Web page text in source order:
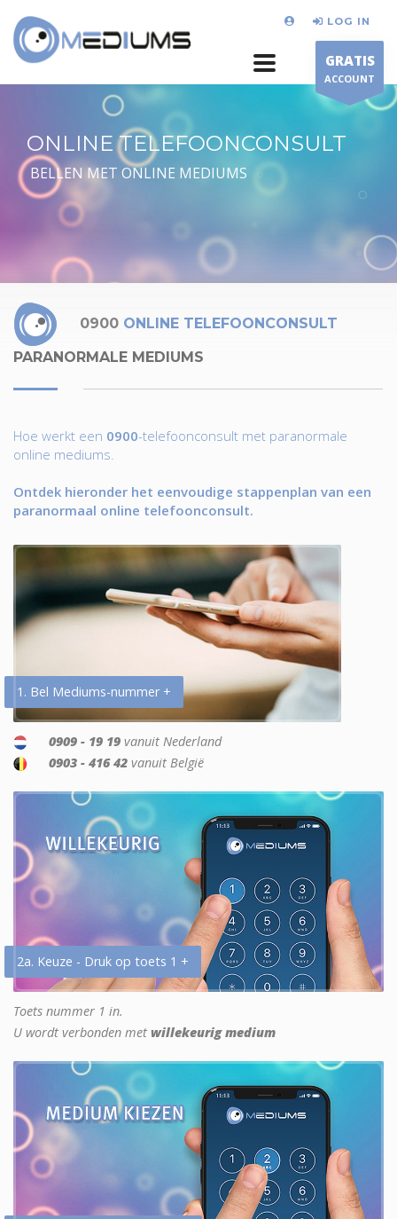
LOG IN
GRATIS
ACCOUNT
ONLINE TELEFOONCONSULT
BELLEN MET ONLINE MEDIUMS
0900 ONLINE TELEFOONCONSULT
PARANORMALE MEDIUMS
Hoe werkt een 0900-telefoonconsult met paranormale
online mediums.
Ontdek hieronder het eenvoudige stappenplan van een
paranormaal online telefoonconsult.
1. Bel Mediums-nummer +
0909 - 19 19 vanuit Nederland
0903 - 416 42 vanuit België
2a. Keuze - Druk op toets 1 +
Toets nummer 1 in.
U wordt verbonden met willekeurig medium